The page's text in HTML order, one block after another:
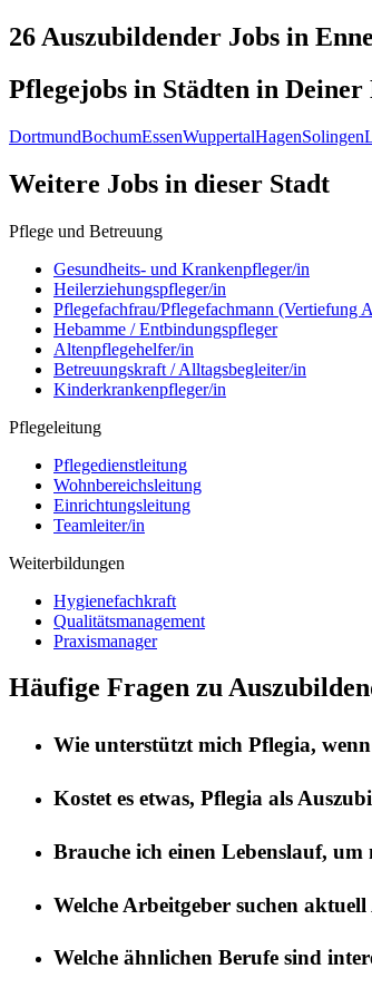
26 Auszubildender Jobs in
Pflegejobs in Städten in Deiner
DortmundBochumEssenWuppertalHagenSolingen
Weitere Jobs in dieser Stadt
Pflege und Betreuung
Gesundheits- und Krankenpfleger/in
Heilerziehungspfleger/in
Pflegefachfrau/Pflegefachmann (Vertiefung
Hebamme / Entbindungspfleger
Altenpflegehelfer/in
Betreuungskraft / Alltagsbegleiter/in
Kinderkrankenpfleger/in
Pflegeleitung
Pflegedienstleitung
Wohnbereichsleitung
Einrichtungsleitung
Teamleiter/in
Weiterbildungen
Hygienefachkraft
Qualitätsmanagement
Praxismanager
Häufige Fragen zu
Wie unterstützt mich Pflegia,
Kostet es etwas, Pflegia als
Brauche ich einen Lebenslauf, um
Welche Arbeitgeber suchen aktuell
Welche ähnlichen Berufe sind